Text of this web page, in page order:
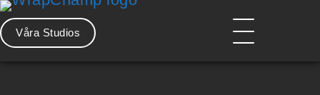
Hoppa
till
innehåll
Våra Studios